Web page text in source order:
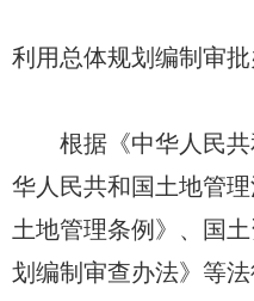
江苏省市
利用总体规划编制审
根据《中华人民共
华人民共和国土地管
土地管理条例》、国
划编制审查办法》等